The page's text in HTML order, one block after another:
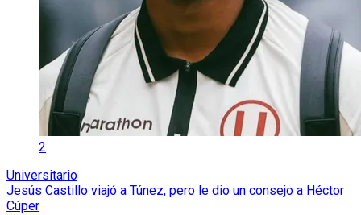
2
Universitario
Jesús Castillo viajó a Túnez, pero le dio un consejo a Héctor
Cúper